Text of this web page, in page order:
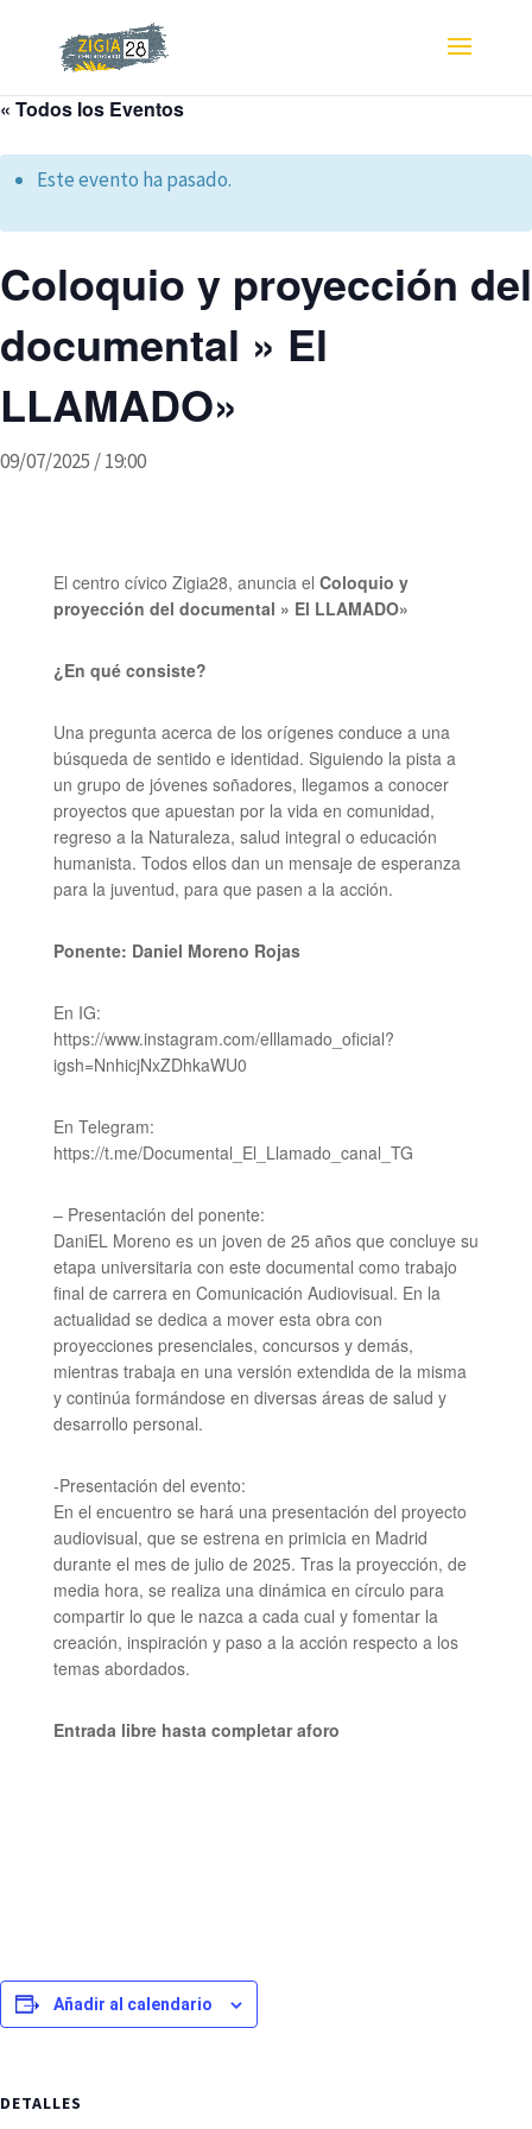
« Todos los Eventos
Este evento ha pasado.
Coloquio y proyección del
documental » El
LLAMADO»
09/07/2025 / 19:00
El centro cívico Zigia28, anuncia el Coloquio y
proyección del documental » El LLAMADO»
¿En qué consiste?
Una pregunta acerca de los orígenes conduce a una
búsqueda de sentido e identidad. Siguiendo la pista a
un grupo de jóvenes soñadores, llegamos a conocer
proyectos que apuestan por la vida en comunidad,
regreso a la Naturaleza, salud integral o educación
humanista. Todos ellos dan un mensaje de esperanza
para la juventud, para que pasen a la acción.
Ponente: Daniel Moreno Rojas
En IG:
https://www.instagram.com/elllamado_oficial?
igsh=NnhicjNxZDhkaWU0
En Telegram:
https://t.me/Documental_El_Llamado_canal_TG
– Presentación del ponente:
DaniEL Moreno es un joven de 25 años que concluye su
etapa universitaria con este documental como trabajo
final de carrera en Comunicación Audiovisual. En la
actualidad se dedica a mover esta obra con
proyecciones presenciales, concursos y demás,
mientras trabaja en una versión extendida de la misma
y continúa formándose en diversas áreas de salud y
desarrollo personal.
-Presentación del evento:
En el encuentro se hará una presentación del proyecto
audiovisual, que se estrena en primicia en Madrid
durante el mes de julio de 2025. Tras la proyección, de
media hora, se realiza una dinámica en círculo para
compartir lo que le nazca a cada cual y fomentar la
creación, inspiración y paso a la acción respecto a los
temas abordados.
Entrada libre hasta completar aforo
Añadir al calendario
DETALLES